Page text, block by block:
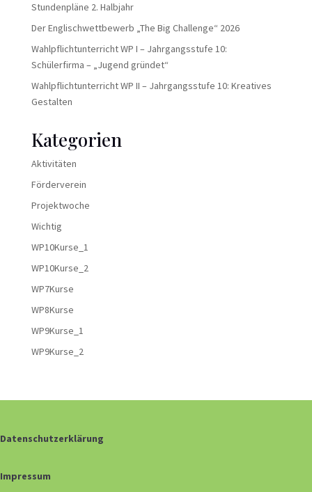
Stundenpläne 2. Halbjahr
Der Englischwettbewerb „The Big Challenge“ 2026
Wahlpflichtunterricht WP I – Jahrgangsstufe 10:
Schülerfirma – „Jugend gründet“
Wahlpflichtunterricht WP II – Jahrgangsstufe 10: Kreatives
Gestalten
Kategorien
Aktivitäten
Förderverein
Projektwoche
Wichtig
WP10Kurse_1
WP10Kurse_2
WP7Kurse
WP8Kurse
WP9Kurse_1
WP9Kurse_2
Datenschutzerklärung
Impressum